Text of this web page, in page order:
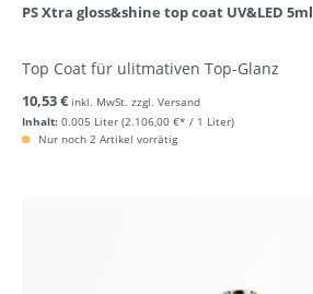
PS Xtra gloss&shine top coat UV&LED 5ml
Top Coat für ulitmativen Top-Glanz
Inhalt: 0.005 Liter (2.106,00 €* / 1 Liter)
10,53 € inkl. MwSt. zzgl. Versand
Nur noch 2 Artikel vorrätig